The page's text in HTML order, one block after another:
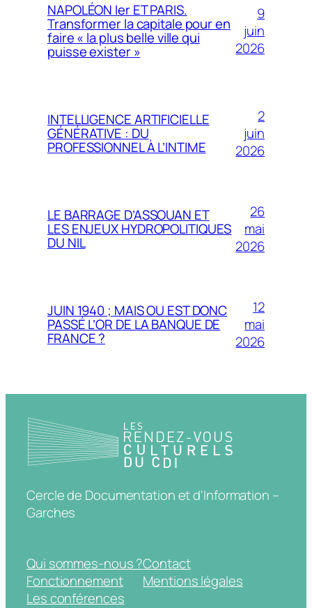
NAPOLÉON Ier ET PARIS.
Transformer la capitale pour en
faire « la plus belle ville qui
puisse exister »
9
juin
2026
INTELLIGENCE ARTIFICIELLE
GÉNÉRATIVE : DU
PROFESSIONNEL À L’INTIME
2
juin
2026
LE BARRAGE D’ASSOUAN ET
LES ENJEUX HYDROPOLITIQUES
DU NIL
26
mai
2026
JUIN 1940 ; MAIS OU EST DONC
PASSÉ L’OR DE LA BANQUE DE
FRANCE ?
12
mai
2026
Cercle de Documentation et d'Information –
Garches
Qui sommes-nous ?
Fonctionnement
Les conférences
Contact
Mentions légales